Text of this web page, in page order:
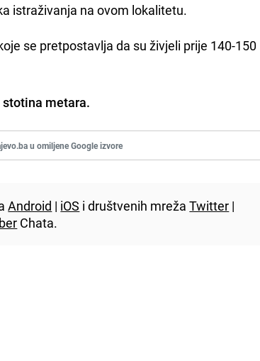
istraživanja na ovom lokalitetu.
se pretpostavlja da su živjeli prije 140-150
metara.
u omiljene Google izvore
Android | iOS i društvenih mrežaTwitter |
Chata.